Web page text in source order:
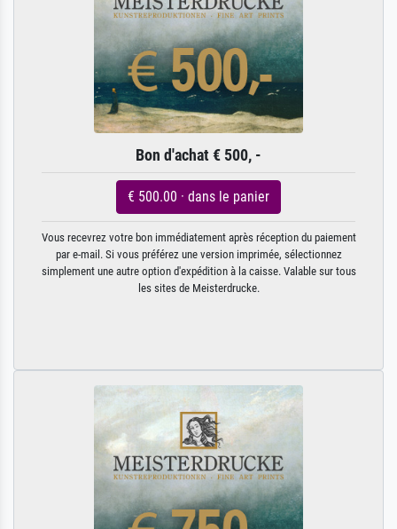
Bon d'achat € 500, -
€ 500.00 · dans le panier
Vous recevrez votre bon immédiatement après réception du paiement
par e-mail. Si vous préférez une version imprimée, sélectionnez
simplement une autre option d'expédition à la caisse. Valable sur tous
les sites de Meisterdrucke.